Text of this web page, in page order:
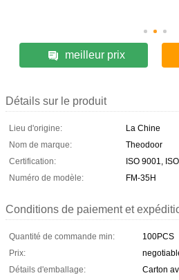
meilleur prix
Détails sur le produit
Lieu d'origine:
La Chine
Nom de marque:
Theodoor
Certification:
ISO 9001,
Numéro de modèle:
FM-35H
Conditions de paiement et
Quantité de commande min:
100PCS
Prix:
Détails d'emballage:
Carton